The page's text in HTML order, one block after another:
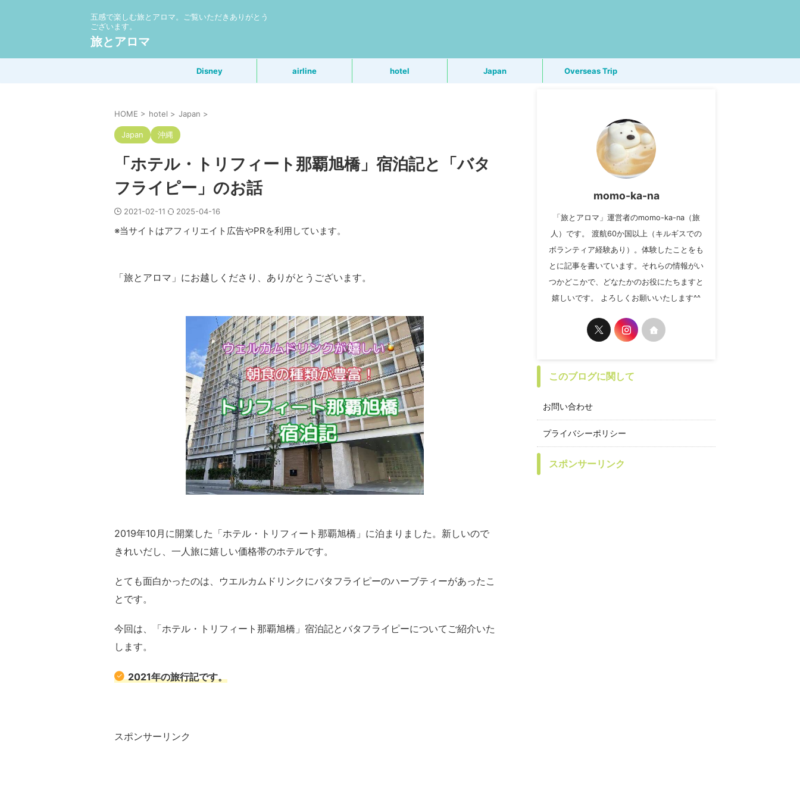
五感で楽しむ旅とアロマ。ご覧いただきありがとう
ございます。
旅とアロマ
Disney airline hotel Japan Overseas Trip
HOME > hotel > Japan >
Japan 沖縄
「ホテル・トリフィート那覇旭橋」宿泊記と「バタ
フライピー」のお話
2021-02-11 2025-04-16
※当サイトはアフィリエイト広告やPRを利用しています。
「旅とアロマ」にお越しくださり、ありがとうございます。
2019年10月に開業した「ホテル・ トリフィート那覇旭橋」に泊まりました。新しいので
きれいだし、一人旅に嬉しい価格帯のホテルです。
とても面白かったのは、ウエルカムドリンクにバタフライピーのハーブティーがあったこ
とです。
今回は、「ホテル・トリフィート那覇旭橋」宿泊記とバタフライピーについてご紹介いた
します。
2021年の旅行記です。
スポンサーリンク
momo-ka-na
「旅とアロマ」運営者のmomo-ka-na（旅
人）です。 渡航60か国以上（キルギスでの
ボランティア経験あり）。体験したことをも
とに記事を書いています。それらの情報がい
つかどこかで、どなたかのお役にたちますと
嬉しいです。 よろしくお願いいたします^^
このブログに関して
お問い合わせ
プライバシーポリシー
スポンサーリンク